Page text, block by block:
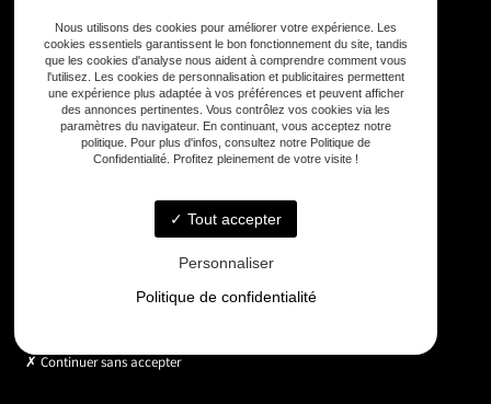
Adresse
33590 Vensac
Téléphone
06 33 48 35 75
Email
contact@gd-drones-services.fr
Horaires
Nous utilisons des cookies pour améliorer votre expérience. Les
cookies essentiels garantissent le bon fonctionnement du site, tandis
que les cookies d'analyse nous aident à comprendre comment vous
l'utilisez. Les cookies de personnalisation et publicitaires permettent
une expérience plus adaptée à vos préférences et peuvent afficher
des annonces pertinentes. Vous contrôlez vos cookies via les
paramètres du navigateur. En continuant, vous acceptez notre
politique. Pour plus d'infos, consultez notre Politique de
Confidentialité. Profitez pleinement de votre visite !
Tout accepter
Personnaliser
Politique de confidentialité
Continuer sans accepter